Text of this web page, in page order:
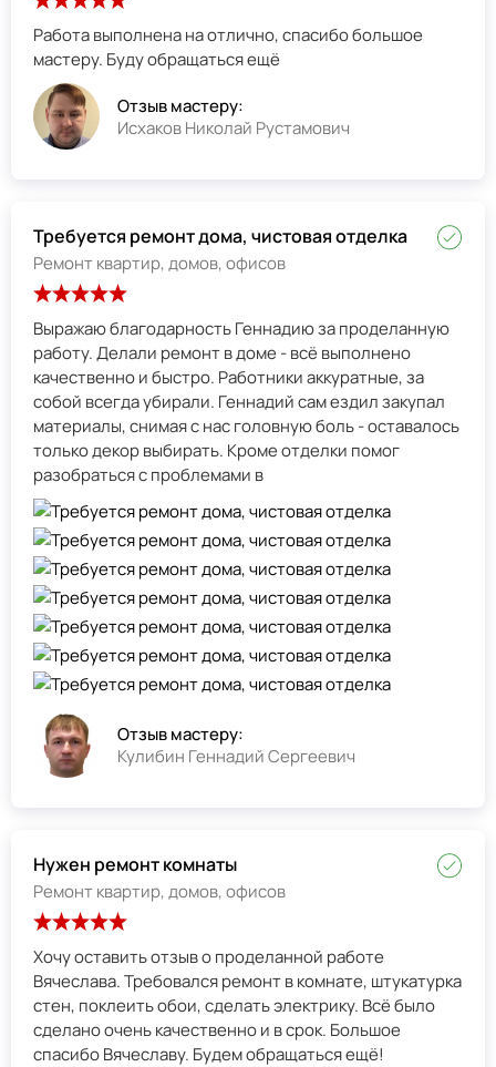
Работа выполнена на отлично, спасибо большое
мастеру. Буду обращаться ещё
Отзыв мастеру:
Исхаков Николай Рустамович
Требуется ремонт дома, чистовая отделка
Ремонт квартир, домов, офисов
Выражаю благодарность Геннадию за проделанную
работу. Делали ремонт в доме - всё выполнено
качественно и быстро. Работники аккуратные, за
собой всегда убирали. Геннадий сам ездил закупал
материалы, снимая с нас головную боль - оставалось
только декор выбирать. Кроме отделки помог
разобраться с проблемами в
Отзыв мастеру:
Кулибин Геннадий Сергеевич
Нужен ремонт комнаты
Ремонт квартир, домов, офисов
Хочу оставить отзыв о проделанной работе
Вячеслава. Требовался ремонт в комнате, штукатурка
стен, поклеить обои, сделать электрику. Всё было
сделано очень качественно и в срок. Большое
спасибо Вячеславу. Будем обращаться ещё!